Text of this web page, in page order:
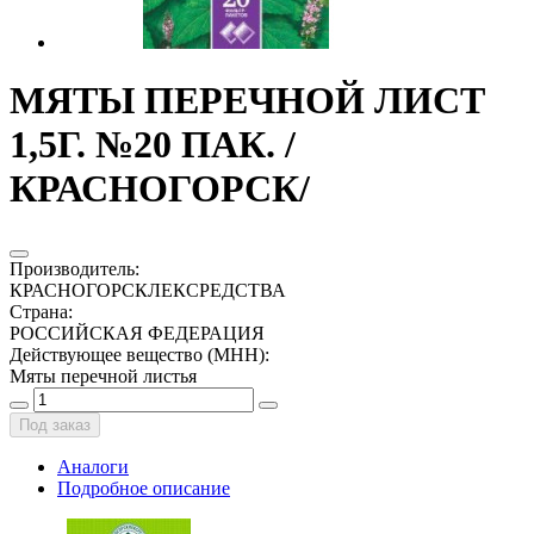
МЯТЫ ПЕРЕЧНОЙ ЛИСТ
1,5Г. №20 ПАК. /
КРАСНОГОРСК/
Производитель:
КРАСНОГОРСКЛЕКСРЕДСТВА
Страна:
РОССИЙСКАЯ ФЕДЕРАЦИЯ
Действующее вещество (МНН):
Мяты перечной листья
Под заказ
Аналоги
Подробное описание